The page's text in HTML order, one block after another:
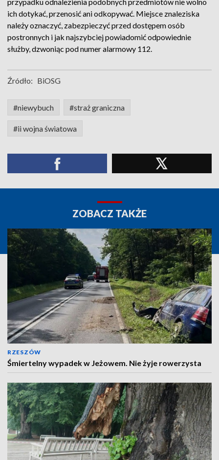
ich dotykać, przenosić ani odkopywać. Miejsce znaleziska
należy oznaczyć, zabezpieczyć przed dostępem osób
postronnych i jak najszybciej powiadomić odpowiednie
służby, dzwoniąc pod numer alarmowy 112.
Źródło: BiOSG
#niewybuch #straż graniczna
#ii wojna światowa
ZOBACZ TAKŻE
RZESZÓW
Śmiertelny wypadek w Jeżowem. Nie żyje rowerzysta